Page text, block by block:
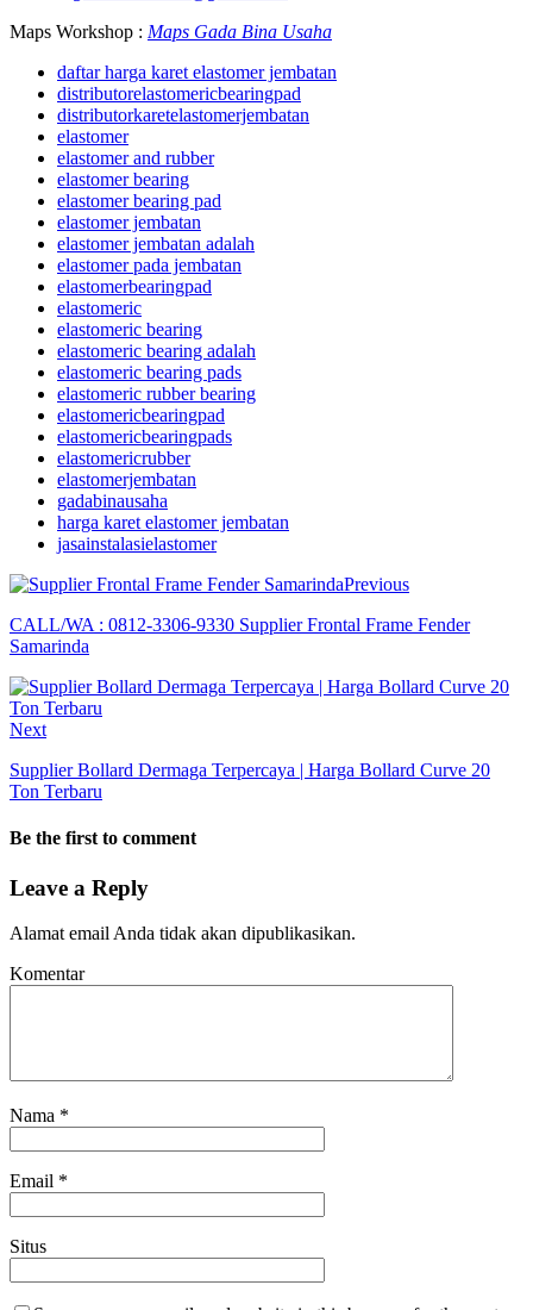
Maps Workshop : Maps Gada Bina Usaha
daftar harga karet elastomer jembatan
distributorelastomericbearingpad
distributorkaretelastomerjembatan
elastomer
elastomer and rubber
elastomer bearing
elastomer bearing pad
elastomer jembatan
elastomer jembatan adalah
elastomer pada jembatan
elastomerbearingpad
elastomeric
elastomeric bearing
elastomeric bearing adalah
elastomeric bearing pads
elastomeric rubber bearing
elastomericbearingpad
elastomericbearingpads
elastomericrubber
elastomerjembatan
gadabinausaha
harga karet elastomer jembatan
jasainstalasielastomer
Previous
CALL/WA : 0812-3306-9330 Supplier Frontal Frame Fender
Samarinda
Next
Supplier Bollard Dermaga Terpercaya | Harga Bollard Curve 20
Ton Terbaru
Be the first to comment
Leave a Reply
Alamat email Anda tidak akan dipublikasikan.
Komentar
Nama *
Email *
Situs